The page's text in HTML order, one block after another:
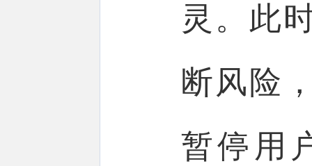
灵。此
断风险
暂停用